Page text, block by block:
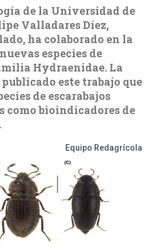
de la Universidad de
Valladares Díez,
ha colaborado en la
especies de
Hydraenidae. La
este trabajo que
de escarabajos
como bioindicadores de
Equipo Redagrícola